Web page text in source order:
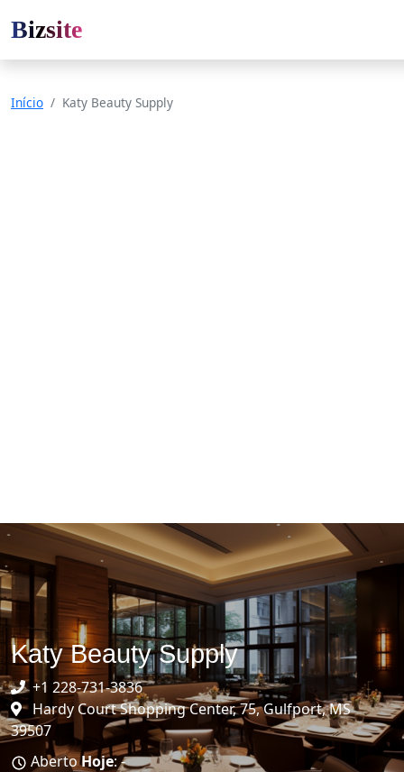
Bizsite
Início Katy Beauty Supply
Katy Beauty Supply
+1 228-731-3836
Hardy Court Shopping Center, 75, Gulfport, MS
39507
AbertoHoje: -